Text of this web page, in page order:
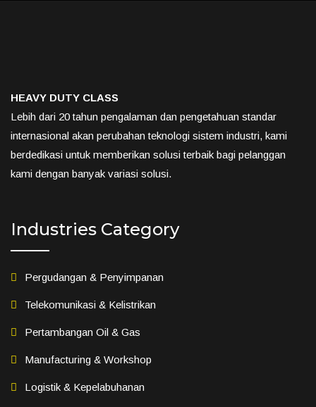
HEAVY DUTY CLASS
Lebih dari 20 tahun pengalaman dan pengetahuan standar
internasional akan perubahan teknologi sistem industri, kami
berdedikasi untuk memberikan solusi terbaik bagi pelanggan
kami dengan banyak variasi solusi.
Industries Category
Pergudangan & Penyimpanan
Telekomunikasi & Kelistrikan
Pertambangan Oil & Gas
Manufacturing & Workshop
Logistik & Kepelabuhanan